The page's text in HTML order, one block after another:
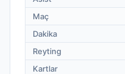
Maç
Dakika
Reyting
Kartlar